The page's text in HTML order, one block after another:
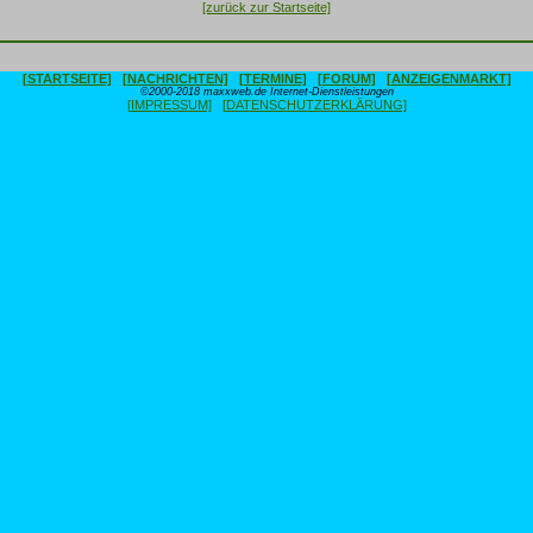
[zurück zur Startseite]
[STARTSEITE] [NACHRICHTEN] [TERMINE] [FORUM] [ANZEIGENMARKT]
©2000-2018 maxxweb.de Internet-Dienstleistungen
[IMPRESSUM] [DATENSCHUTZERKLÄRUNG]